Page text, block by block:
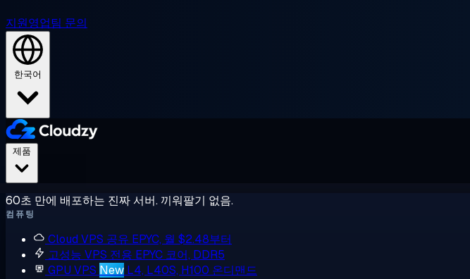
지원영업팀 문의
한국어
60초 만에 배포하는 진짜 서버. 끼워팔기 없음.
컴퓨팅
Cloud VPS 공유 EPYC, 월 $2.48부터
고성능 VPS 전용 EPYC 코어, DDR5
GPU VPS New L4, L40S, H100 온디맨드